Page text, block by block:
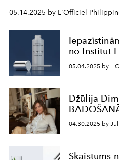
recognizable. And today,
creative director of
Hermès
gives it a new sound.
Intenseis a whole magma of
fire element.
05.14.2025 by L'Officiel
no Institut
05.04.2025 by
Džūlija
04.30.2025 by
Skaistums